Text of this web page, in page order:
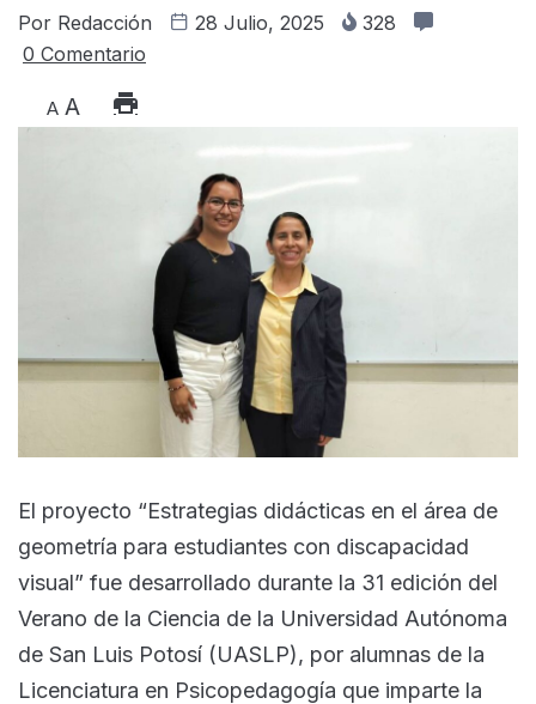
Por Redacción 28 Julio, 2025
328
0 Comentario
A A
El proyecto “Estrategias didácticas en el área de
geometría para estudiantes con discapacidad
visual” fue desarrollado durante la 31 edición del
Verano de la Ciencia de la Universidad Autónoma
de San Luis Potosí (UASLP), por alumnas de la
Licenciatura en Psicopedagogía que imparte la